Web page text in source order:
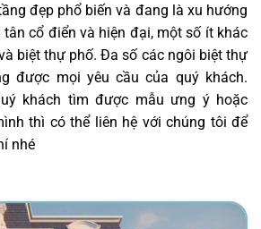
đẹp phổ biến và đang là xu hướng
cổ điển và hiện đại, một số ít khác
biệt thự phố. Đa số các ngôi biệt thự
được mọi yêu cầu của quý khách.
khách tìm được mẫu ưng ý hoặc
thì có thể liên hệ với chúng tôi để
nhé